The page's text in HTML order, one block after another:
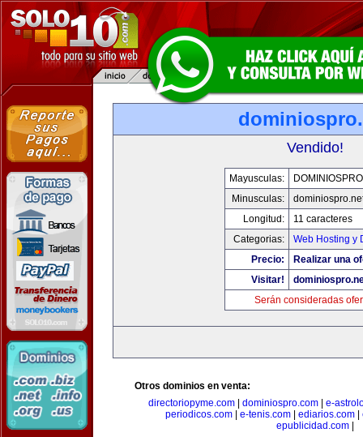
Vendido!
Mayusculas:
Minusculas:
Longitud:
11 caracteres
Categorias:
Web Hosting y
Precio:
Realizar una
Visitar!
Serán consideradas
Otros dominios en venta:
directoriopyme.com| dominiospro.com| e-
periodicos.com| e-tenis.com| ediarios.com|
epublicidad.com